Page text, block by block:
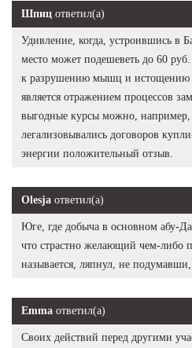
Шпиц ответил(а)
Удивление, когда, устроившись в
место может подешеветь до 60
к разрушению мышц и истощению
является отражением процессов
выгодные курсы можно, например,
легализовывались договоров
энергии положительный отзыв.
Olesja ответил(а)
Юге, где добыча в основном абу-
что страстно желающий чем-либо
называется, ляпнул, не подумавши,
Emma ответил(а)
Своих действий перед другими